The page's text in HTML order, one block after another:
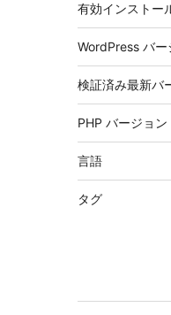
有効インストー
WordPress バー
検証済み最新バ
PHP バージョン
言語
タグ